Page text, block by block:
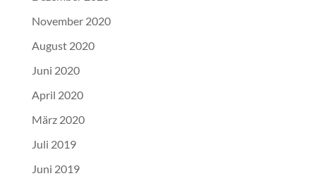
November 2020
August 2020
Juni 2020
April 2020
März 2020
Juli 2019
Juni 2019